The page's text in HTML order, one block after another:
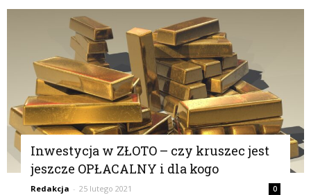
Inwestycja w ZŁOTO – czy kruszec jest
jeszcze OPŁACALNY i dla kogo
Redakcja - 25 lutego 2021 0